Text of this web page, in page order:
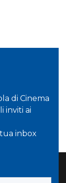
di Cinema
inviti ai
inbox